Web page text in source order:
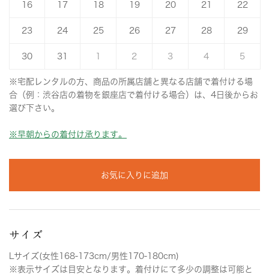
16 17 18 19 20 21 22
23 24 25 26 27 28 29
30 31 2 3 4 5
※宅配レンタルの方、商品の所属店舗と異なる店舗で着付ける場
合（例：渋谷店の着物を銀座店で着付ける場合）は、4日後からお
選び下さい。
※早朝からの着付け承ります。
お気に入りに追加
サイズ
Lサイズ(女性168-173cm/男性170-180cm)
※表示サイズは目安となります。着付けにて多少の調整は可能と